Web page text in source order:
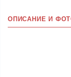
ОПИСАНИЕ И